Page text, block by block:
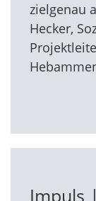
zielgenau
Hecker,
Impuls